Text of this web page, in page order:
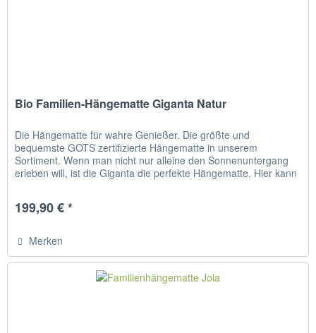
Bio Familien-Hängematte Giganta Natur
Die Hängematte für wahre Genießer. Die größte und
bequemste GOTS zertifizierte Hängematte in unserem
Sortiment. Wenn man nicht nur alleine den Sonnenuntergang
erleben will, ist die Giganta die perfekte Hängematte. Hier kann
199,90 € *
Merken